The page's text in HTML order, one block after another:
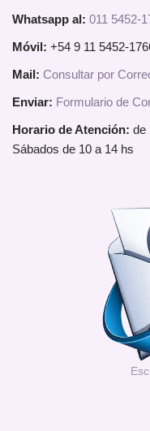
Whatsapp al: 011 5452-
Móvil: +54 9 11 5452-
Mail: Consultar por
Enviar: Formulario de
Horario de Atención: de
Sábados de 10 a 14 hs